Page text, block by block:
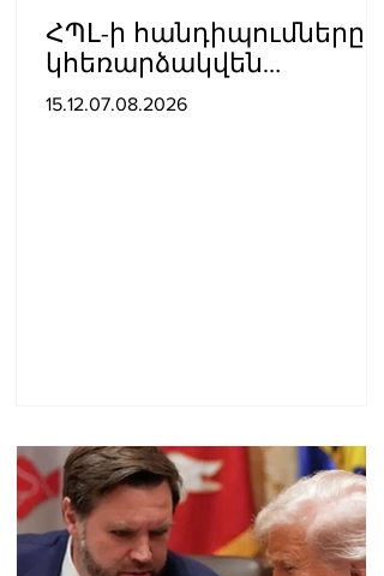
ՀՊԼ-ի հանդիպումները
կհեռարձակվեն
հեռուստաընկերությունո
15.12.07.08.2026